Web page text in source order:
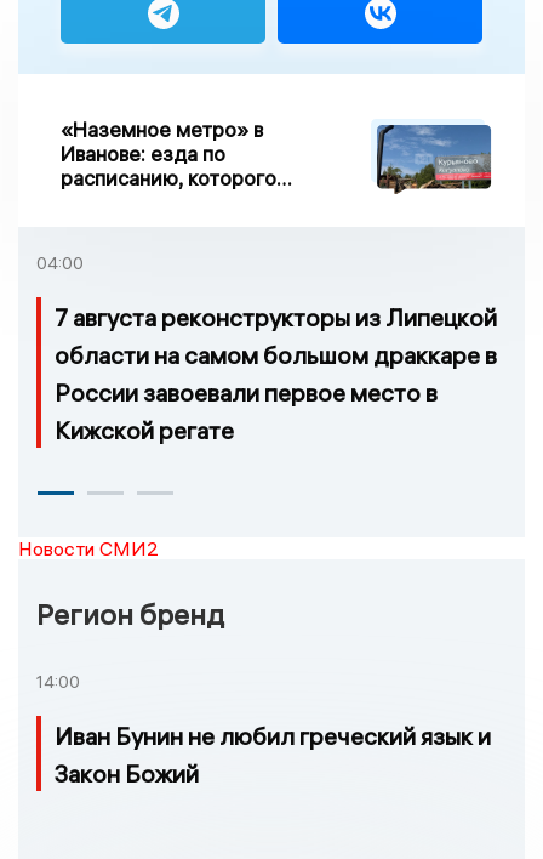
«Наземное метро» в
Иванове: езда по
расписанию, которого
04:00
7 августа реконструкторы из Липецкой
области на самом большом драккаре в
России завоевали первое место в
Кижской регате
Новости СМИ2
Регион бренд
14:00
Иван Бунин не любил греческий язык и
Закон Божий